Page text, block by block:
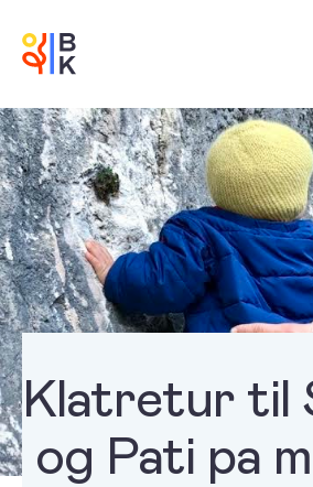
Klatretur til
og Pati pa